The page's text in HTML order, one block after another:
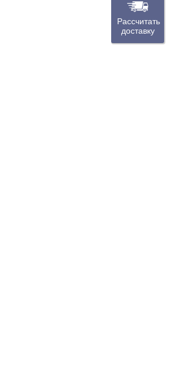
Рассчитать
доставку